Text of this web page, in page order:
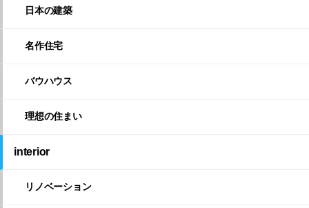
日本の建築
名作住宅
バウハウス
理想の住まい
interior
リノベーション